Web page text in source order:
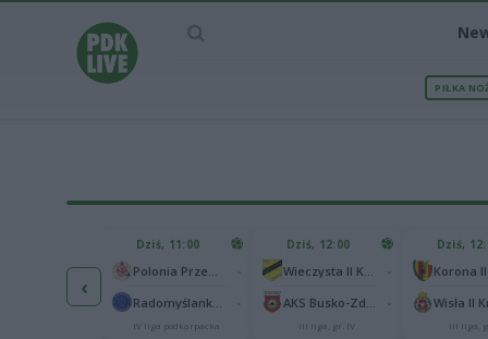
PIŁKA
‹
Polonia Warszawa 1
Chorzów 1
Dziś, 11:00
IV liga podkarpacka
Dziś, 12:00
III liga, gr. IV
Dziś,
Korona
Wisła II
III liga,